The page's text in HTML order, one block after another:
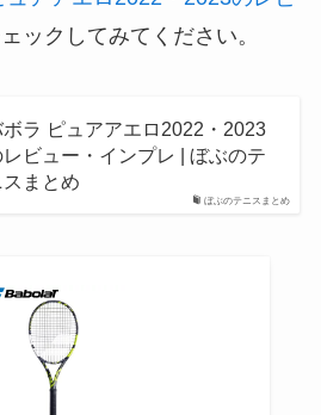
ックしてみてください。
ぼぶのテニスまとめ
ボラ ピュアアエロ2022・2023
ビュー・インプレ | ぼぶのテ
スまとめ